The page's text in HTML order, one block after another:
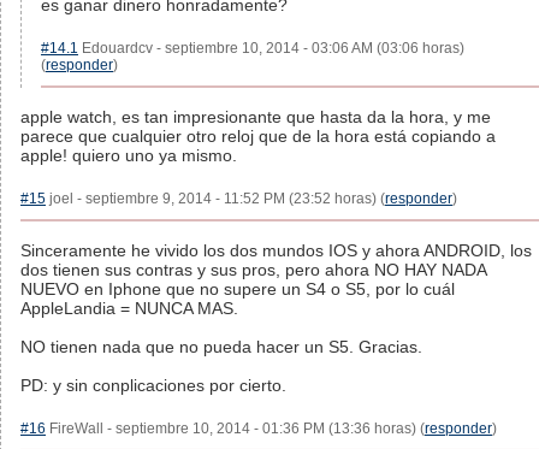
es ganar dinero honradamente?
#14.1 Edouardcv - septiembre 10, 2014 - 03:06 AM (03:06 horas)
(responder)
apple watch, es tan impresionante que hasta da la hora, y me
parece que cualquier otro reloj que de la hora está copiando a
apple! quiero uno ya mismo.
#15 joel - septiembre 9, 2014 - 11:52 PM (23:52 horas) (responder)
Sinceramente he vivido los dos mundos IOS y ahora ANDROID, los
dos tienen sus contras y sus pros, pero ahora NO HAY NADA
NUEVO en Iphone que no supere un S4 o S5, por lo cuál
AppleLandia = NUNCA MAS.
NO tienen nada que no pueda hacer un S5. Gracias.
PD: y sin conplicaciones por cierto.
#16 FireWall - septiembre 10, 2014 - 01:36 PM (13:36 horas) (responder)